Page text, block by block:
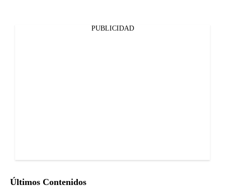
PUBLICIDAD
Últimos Contenidos